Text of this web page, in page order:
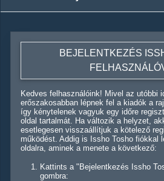
BEJELENTKEZÉS
Kedves felhasználóink! Mivel az utóbbi
erőszakosabban lépnek fel a kiadók a
így kénytelenek vagyuk egy időre
oldal tartalmát. Ha változik a helyzet,
esetlegesen visszaállítjuk a kötelező
működést. Addig is Issho Tosho fiókkal
oldalra, aminek a menete a következő:
Kattints a "Bejelentkezés Issho
gombra: